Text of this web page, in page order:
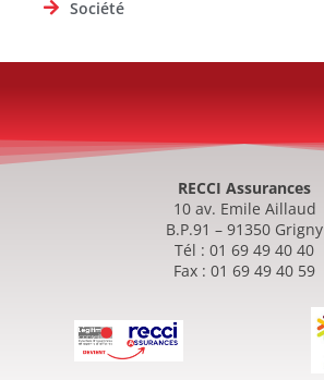
Société
RECCI Assurances
10 av. Emile Aillaud
B.P.91 – 91350 Grigny
Tél : 01 69 49 40 40
Fax : 01 69 49 40 59